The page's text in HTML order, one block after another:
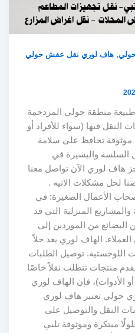
,هاف لوري نقل عفش حولي
منطقة حولي المزدحمة
النقل فيها (سواء للأفراد أو
موثوقة تحافظ على سلامة
السلسة واليسيرة في
هاف لوري الآن تواصل معنا
لحل مشكلات الاتيه .
الأعمال الصغيرة: في
المنزلية التي قد
من الموردين إلى
العملاء. الهاف لوري يعد حلاً
اللوجستية. توصيل الطلبات
منتجات تتطلب نقلاً خاصًا
أو الأدوات)، فإن الهاف لوري
حولي تعتبر هاف لوري
النقل والتوصيل على
مبتكرة وموثوقة تلبي